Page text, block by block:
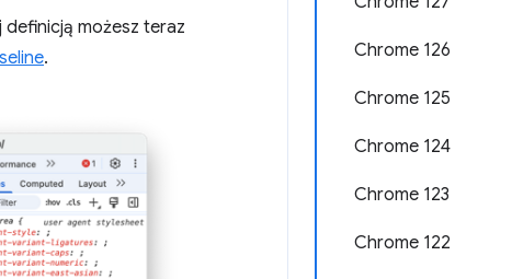
Chrome 126
Chrome 125
Chrome 124
Chrome 123
Chrome 122
definicją możesz teraz
.